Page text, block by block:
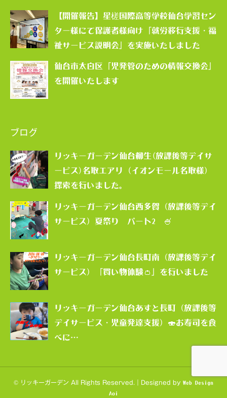
【開催報告】星槎国際高等学校仙台学習セン
ター様にて保護者様向け「就労移行支援・福
祉サービス説明会」を実施いたしました
仙台市太白区「児発管のための情報交換会」
を開催いたします
ブログ
リッキーガーデン仙台柳生(放課後等デイサ
ービス)名取エアリ（イオンモール名取様）
探索を行いました。
リッキーガーデン仙台西多賀（放課後等デイ
サービス）夏祭り パート2 🍧
リッキーガーデン仙台長町南（放課後等デイ
サービス）「買い物体験👛」を行いました
リッキーガーデン仙台あすと長町（放課後等
デイサービス・児童発達支援）🍣お寿司を食
べに…
© リッキーガーデン All Rights Reserved.｜Designed by Web Design
Aoi